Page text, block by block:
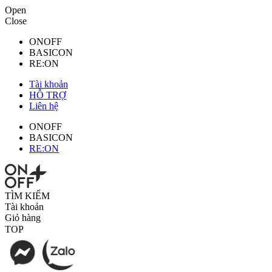
Open
Close
ONOFF
BASICON
RE:ON
Tài khoản
HỖ TRỢ
Liên hệ
ONOFF
BASICON
RE:ON
TÌM KIẾM
Tài khoản
Giỏ hàng
TOP